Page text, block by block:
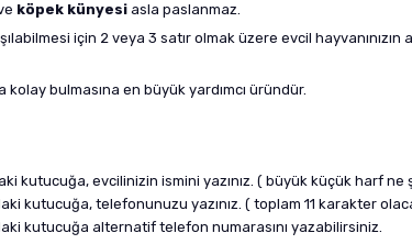
köpek künyesi asla paslanmaz.
için 2 veya 3 satır olmak üzere evcil
bulmasına en büyük yardımcı üründür.
kutucuğa, evcilinizin ismini yazınız. ( büyük küçük harf
kutucuğa, telefonunuzu yazınız. ( toplam 11 karakter
kutucuğa alternatif telefon numarasını yazabilirsiniz.